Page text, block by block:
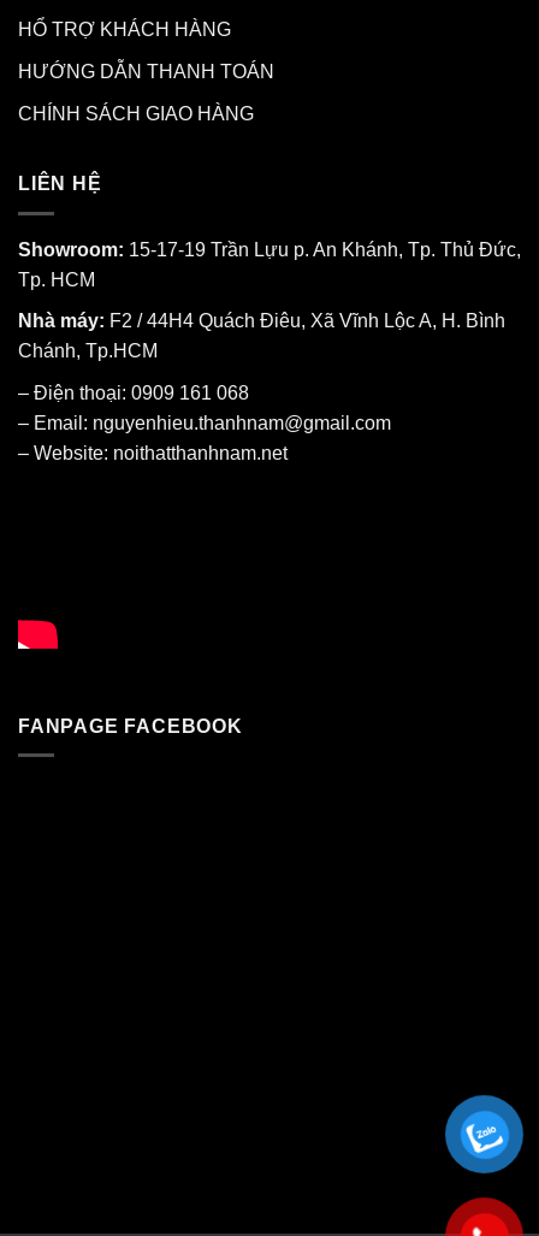
HỔ TRỢ KHÁCH HÀNG
HƯỚNG DẪN THANH TOÁN
CHÍNH SÁCH GIAO HÀNG
LIÊN HỆ
Showroom: 15-17-19 Trần Lựu p. An Khánh, Tp. Thủ Đức,
Tp. HCM
Nhà máy: F2 / 44H4 Quách Điêu, Xã Vĩnh Lộc A, H. Bình
Chánh, Tp.HCM
– Điện thoại: 0909 161 068
– Email: nguyenhieu.thanhnam@gmail.com
– Website: noithatthanhnam.net
FANPAGE FACEBOOK